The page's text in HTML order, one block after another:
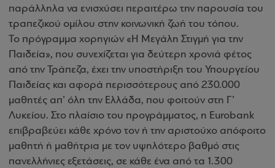
παράλληλα να ενισχύσει περαιτέρω την παρουσία του
τραπεζικού ομίλου στην κοινωνική ζωή του τόπου.
Το πρόγραμμα χορηγιών «Η Μεγάλη Στιγμή για την
Παιδεία», που συνεχίζεται για δεύτερη χρονιά φέτος
από την Τράπεζα, έχει την υποστήριξη του Υπουργείου
Παιδείας και αφορά περισσότερους από 230.000
μαθητές απ’ όλη την Ελλάδα, που φοιτούν στη Γ’
Λυκείου. Στο πλαίσιο του προγράμματος, η Eurobank
επιβραβεύει κάθε χρόνο τον ή την αριστούχο απόφοιτο
μαθητή ή μαθήτρια με τον υψηλότερο βαθμό στις
πανελλήνιες εξετάσεις, σε κάθε ένα από τα 1.300